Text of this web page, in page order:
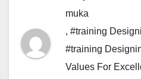
muka
, #training
#training
Values For